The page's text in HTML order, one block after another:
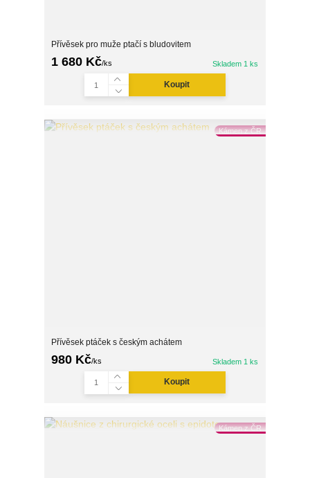
Přívěsek pro muže ptačí s bludovitem
1 680 Kč/ks Skladem 1 ks
Koupit
Kámen z ČR
Přívěsek ptáček s českým achátem
980 Kč/ks Skladem 1 ks
Koupit
Kámen z ČR